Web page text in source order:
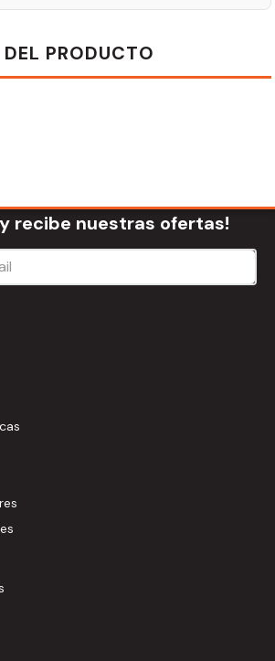
PRODUCTO
recibe nuestras ofertas!